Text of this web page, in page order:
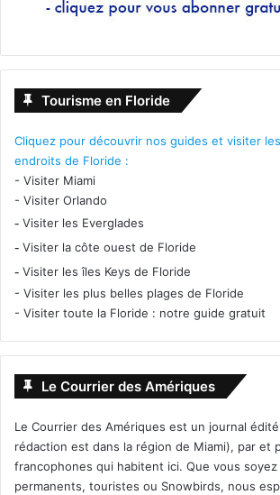
Tourisme en Floride
Cliquez pour découvrir nos guides et visiter
endroits de Floride :
- Visiter Miami
- Visiter Orlando
- Visiter les Everglades
- Visiter la côte ouest de Floride
- Visiter les îles Keys de Floride
- Visiter les plus belles plages de Floride
- Visiter toute la Floride : notre guide gratuit
Le Courrier des Amériques
Le Courrier des Amériques est un journal
rédaction est dans la région de Miami), par et
francophones qui habitent ici. Que vous
permanents, touristes ou Snowbirds, nous